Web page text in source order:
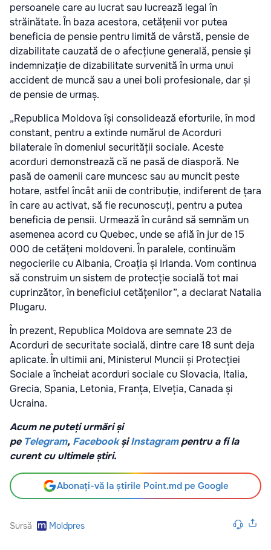
persoanele care au lucrat sau lucrează legal în
străinătate. În baza acestora, cetățenii vor putea
beneficia de pensie pentru limită de vârstă, pensie de
dizabilitate cauzată de o afecțiune generală, pensie și
indemnizație de dizabilitate survenită în urma unui
accident de muncă sau a unei boli profesionale, dar și
de pensie de urmaș.
„Republica Moldova își consolidează eforturile, în mod
constant, pentru a extinde numărul de Acorduri
bilaterale în domeniul securității sociale. Aceste
acorduri demonstrează că ne pasă de diasporă. Ne
pasă de oamenii care muncesc sau au muncit peste
hotare, astfel încât anii de contribuție, indiferent de țara
în care au activat, să fie recunoscuți, pentru a putea
beneficia de pensii. Urmează în curând să semnăm un
asemenea acord cu Quebec, unde se află în jur de 15
000 de cetățeni moldoveni. În paralele, continuăm
negocierile cu Albania, Croația și Irlanda. Vom continua
să construim un sistem de protecție socială tot mai
cuprinzător, în beneficiul cetățenilor”, a declarat Natalia
Plugaru.
În prezent, Republica Moldova are semnate 23 de
Acorduri de securitate socială, dintre care 18 sunt deja
aplicate. În ultimii ani, Ministerul Muncii și Protecției
Sociale a încheiat acorduri sociale cu Slovacia, Italia,
Grecia, Spania, Letonia, Franța, Elveția, Canada și
Ucraina.
Acum ne puteți urmări și
pe Telegram, Facebook șiInstagrampentru a fi la
curent cu ultimele știri.
Abonați-vă la știrile Point.md pe Google
Sursă Moldpres